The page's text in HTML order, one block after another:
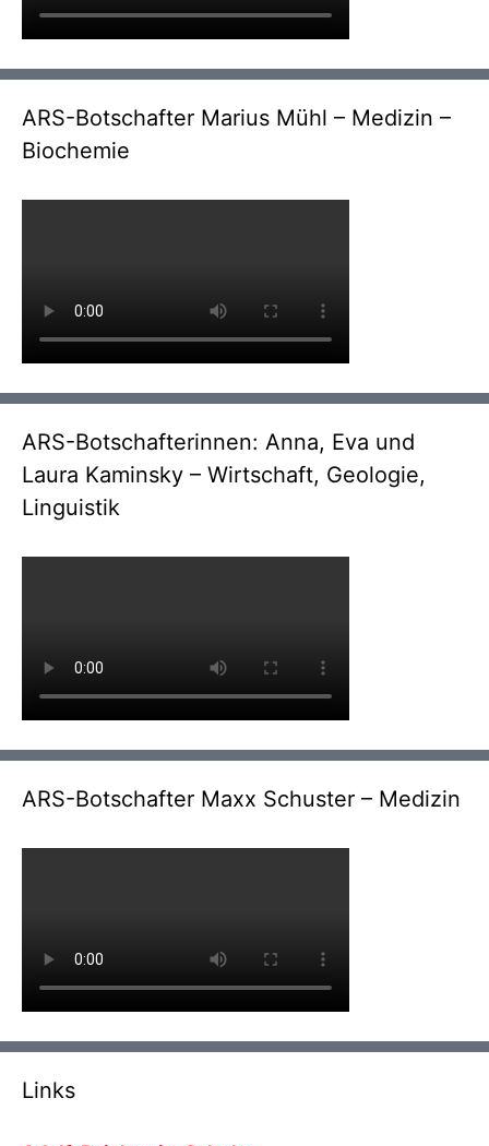
ARS-Botschafter Marius Mühl – Medizin –
Biochemie
ARS-Botschafterinnen: Anna, Eva und
Laura Kaminsky – Wirtschaft, Geologie,
Linguistik
ARS-Botschafter Maxx Schuster – Medizin
Links